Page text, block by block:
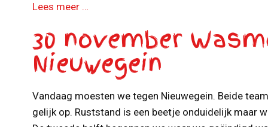
Lees meer …
30 november
Nieuwegein
Vandaag moesten we tegen Nieuwegein. Beide
gelijk op. Ruststand is een beetje onduidelijk maar